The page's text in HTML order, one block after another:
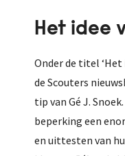
Het idee
Onder de titel ‘Het
de Scouters
tip van Gé J.
beperking een
en uittesten van